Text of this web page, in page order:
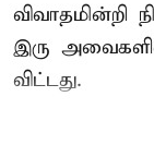
விவாதமின்றி
இரு
விட்டது.